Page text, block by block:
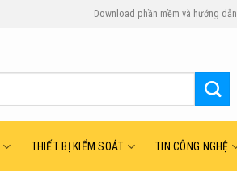
Download phần mềm và hướng dẫn
THIẾT BỊ KIỂM SOÁT TIN CÔNG NGHỆ